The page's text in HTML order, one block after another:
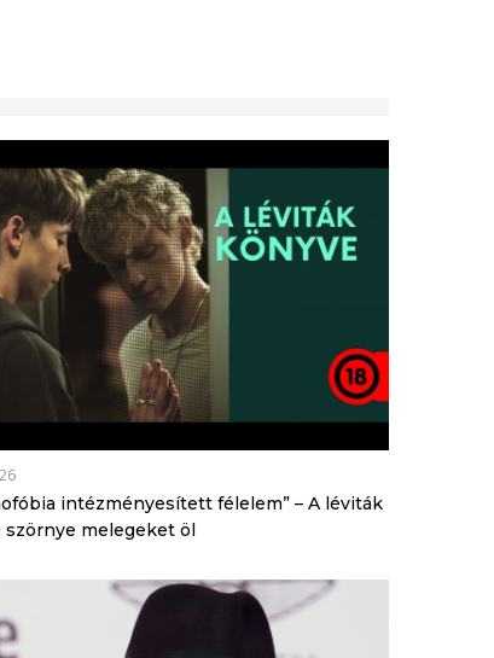
intézményesített félelem” – A léviták
szörnye melegeket öl